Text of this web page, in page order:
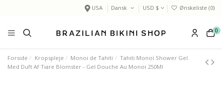
USA Dansk USD $ Ønskeliste (0)
0
Forside Kropspleje Monoi de Tahiti
Tahiti Monoï Shower Gel
Med Duft Af Tiare Blomster - Gel Douche Au Monoi 250Ml